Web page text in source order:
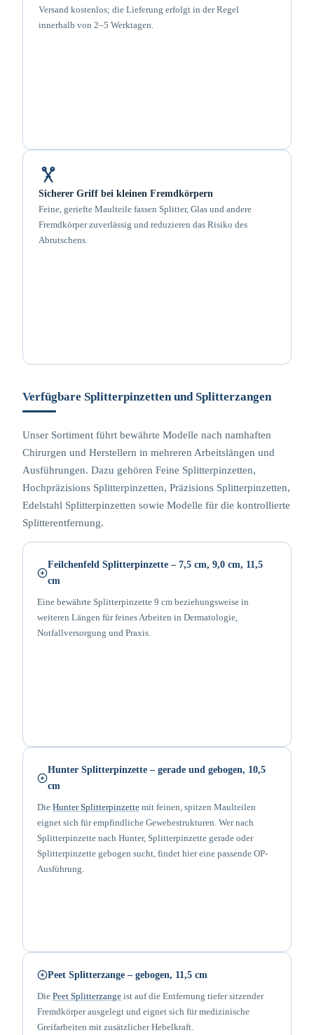
Versand kostenlos; die Lieferung erfolgt in der Regel
innerhalb von 2–5 Werktagen.
Sicherer Griff bei kleinen Fremdkörpern
Feine, geriefte Maulteile fassen Splitter, Glas und andere
Fremdkörper zuverlässig und reduzieren das Risiko des
Abrutschens.
Verfügbare Splitterpinzetten und Splitterzangen
Unser Sortiment führt bewährte Modelle nach namhaften
Chirurgen und Herstellern in mehreren Arbeitslängen und
Ausführungen. Dazu gehören Feine Splitterpinzetten,
Hochpräzisions Splitterpinzetten, Präzisions Splitterpinzetten,
Edelstahl Splitterpinzetten sowie Modelle für die kontrollierte
Splitterentfernung.
Feilchenfeld Splitterpinzette – 7,5 cm, 9,0 cm, 11,5
cm
Eine bewährte Splitterpinzette 9 cm beziehungsweise in
weiteren Längen für feines Arbeiten in Dermatologie,
Notfallversorgung und Praxis.
Hunter Splitterpinzette – gerade und gebogen, 10,5
cm
Die Hunter Splitterpinzette mit feinen, spitzen Maulteilen
eignet sich für empfindliche Gewebestrukturen. Wer nach
Splitterpinzette nach Hunter, Splitterpinzette gerade oder
Splitterpinzette gebogen sucht, findet hier eine passende OP-
Ausführung.
Peet Splitterzange – gebogen, 11,5 cm
Die Peet Splitterzange ist auf die Entfernung tiefer sitzender
Fremdkörper ausgelegt und eignet sich für medizinische
Greifarbeiten mit zusätzlicher Hebelkraft.